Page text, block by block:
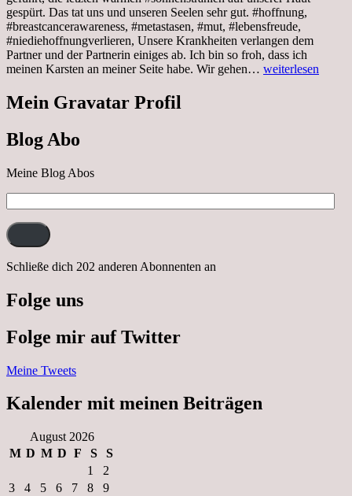
gespürt. Das tat uns und unseren Seelen sehr gut. #hoffnung,
#breastcancerawareness, #metastasen, #mut, #lebensfreude,
#niediehoffnungverlieren, Unsere Krankheiten verlangen dem
Partner und der Partnerin einiges ab. Ich bin so froh, dass ich
meinen Karsten an meiner Seite habe. Wir gehen… Sonnabend,
weiterlesen
Mein Gravatar Profil
Blog Abo
Meine Blog Abos
Mail-
Adresse:
Schließe dich 202 anderen Abonnenten an
Folge uns
Folge mir auf Twitter
Meine Tweets
Kalender mit meinen Beiträgen
August 2026
M D M D F S
S
1
2
3
4 5 6 7 8
9